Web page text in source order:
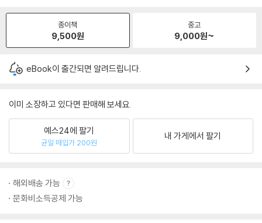
종이책
9,500원
중고
9,000원~
eBook이 출간되면 알려드립니다.
이미 소장하고 있다면 판매해 보세요.
예스24에 팔기
균일 매입가 200원
내 가게에서 팔기
해외배송 가능
문화비소득공제 가능